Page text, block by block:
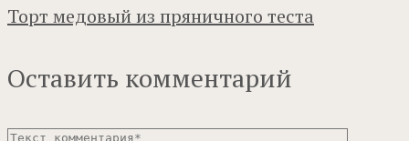
Торт медовый из пряничного теста
Оставить комментарий